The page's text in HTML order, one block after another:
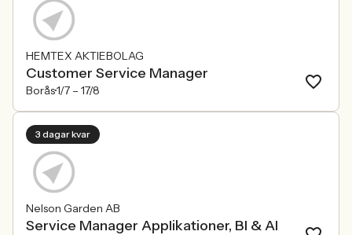
HEMTEX AKTIEBOLAG
Customer Service Manager
Borås1/7 – 17/8
3 dagar kvar
Nelson Garden AB
Service Manager Applikationer, BI & AI